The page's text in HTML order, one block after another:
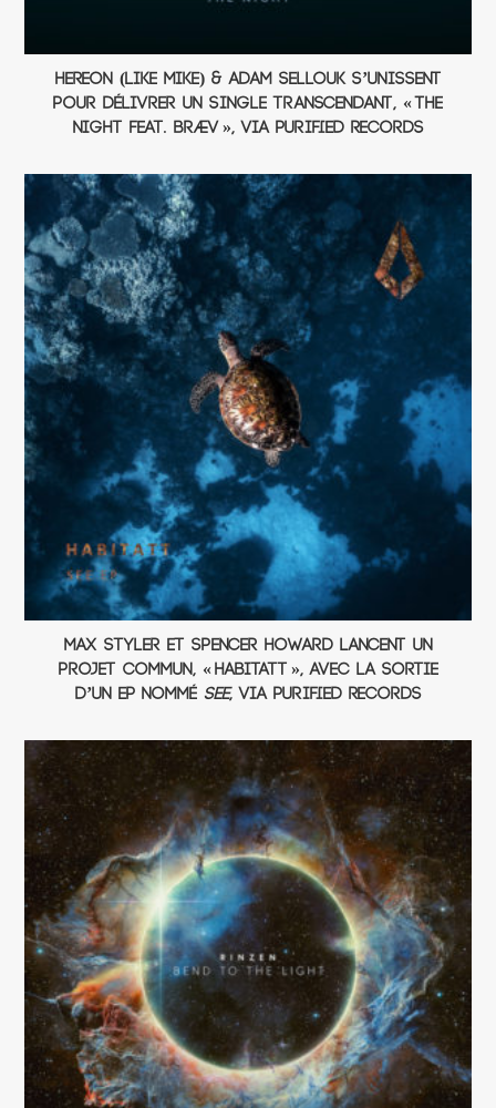
HEREON (Like Mike) & Adam Sellouk s’unissent
pour délivrer un single transcendant, « The
Night Feat. bræv », via Purified Records
Max Styler et Spencer Howard lancent un
projet commun, « Habitatt », avec la sortie
d’un EP nommé See, via Purified Records